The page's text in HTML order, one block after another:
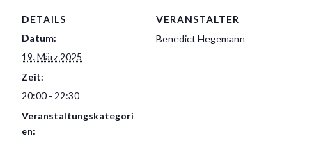
DETAILS
Datum:
19. März 2025
Zeit:
20:00 - 22:30
Veranstaltungskategori
en:
VERANSTALTER
Benedict Hegemann